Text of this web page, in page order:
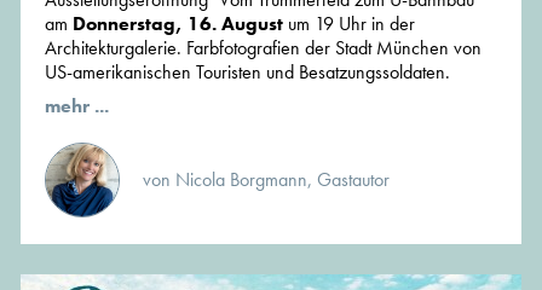
am Donnerstag, 16. August um 19 Uhr in der
Architekturgalerie. Farbfotografien der Stadt München von
US-amerikanischen Touristen und Besatzungssoldaten.
mehr ...
von Nicola Borgmann, Gastautor